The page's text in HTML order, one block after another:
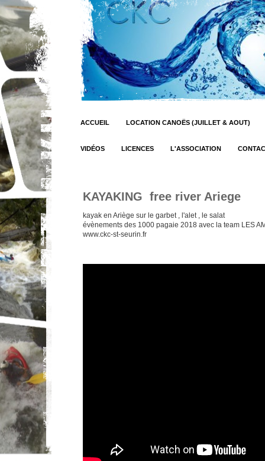
ACCUEIL LOCATION CANOËS (JUILLET & AOUT)
VIDÉOS LICENCES L'ASSOCIATION
KAYAKING free river Ariege
kayak en Ariège sur le garbet , l'alet , le salat
évènements des 1000 pagaie 2018 avec la team LES
www.ckc-st-seurin.fr